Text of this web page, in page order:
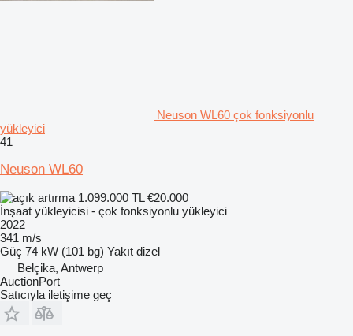
Neuson WL60 çok fonksiyonlu
yükleyici
41
Neuson WL60
1.099.000 TL€20.000
İnşaat yükleyicisi - çok fonksiyonlu yükleyici
2022
341 m/s
Güç 74 kW (101 bg) Yakıt dizel
Belçika, Antwerp
AuctionPort
Satıcıyla iletişime geç